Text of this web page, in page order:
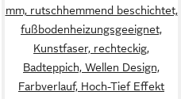
mm, rutschhemmend beschichtet,
fußbodenheizungsgeeignet,
Kunstfaser, rechteckig,
Badteppich, Wellen Design,
Farbverlauf, Hoch-Tief Effekt